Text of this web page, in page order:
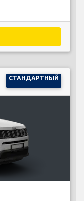
СТАНДАРТНЫЙ